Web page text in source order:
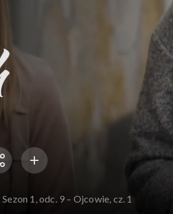
Sezon 1, odc. 9 – Ojcowie, cz. 1